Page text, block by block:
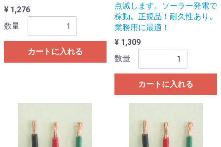
¥ 1,276
数量
カートに入れる
点滅します。ソーラー発電で
稼動。正規品！耐久性あり。
業務用に最適！
¥ 1,309
数量
カートに入れる